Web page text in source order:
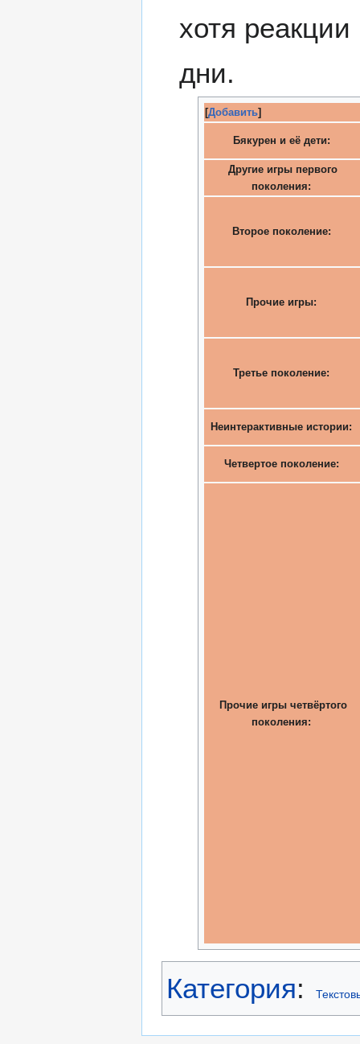
хотя
дни.
[Добавить]
Бякурен и её дети:
Другие игры первого
поколения:
Второе поколение:
Прочие игры:
Третье поколение:
Неинтерактивные истории:
Четвертое поколение:
Прочие игры четвёртого
поколения:
Категория: